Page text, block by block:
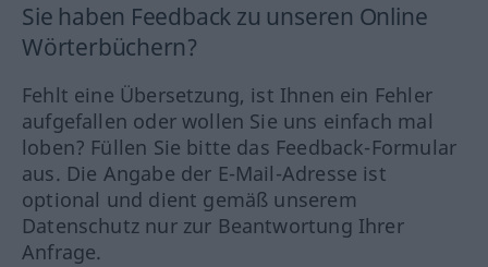
Sie haben Feedback zu unseren Online
Wörterbüchern?
Fehlt eine Übersetzung, ist Ihnen ein Fehler
aufgefallen oder wollen Sie uns einfach mal
loben? Füllen Sie bitte das Feedback-Formular
aus. Die Angabe der E-Mail-Adresse ist
optional und dient gemäß unserem
Datenschutz nur zur Beantwortung Ihrer
Anfrage.